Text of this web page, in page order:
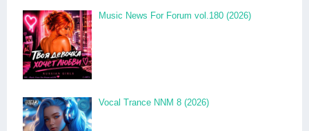
Music News For Forum vol.180 (2026)
Vocal Trance NNM 8 (2026)